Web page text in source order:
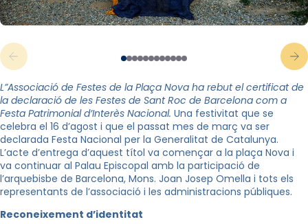
L”Associació de Festes de la Plaça Nova ha rebut el certificat de
la declaració de les Festes de Sant Roc de Barcelona com a
Festa Patrimonial d’Interès Nacional. Una festivitat que se
celebra el 16 d’agost i que el passat mes de març va ser
declarada Festa Nacional per la Generalitat de Catalunya.
L’acte d’entrega d’aquest títol va començar a la plaça Nova i
va continuar al Palau Episcopal amb la participació de
l’arquebisbe de Barcelona, Mons. Joan Josep Omella i tots els
representants de l’associació i les administracions públiques.
Reconeixement d’identitat